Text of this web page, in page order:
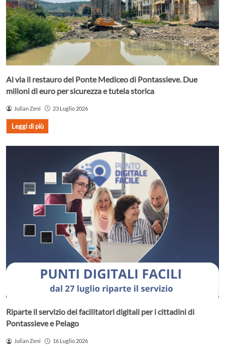
Al via il restauro del Ponte Mediceo di Pontassieve. Due
milioni di euro per sicurezza e tutela storica
Julian Zeni 23 Luglio 2026
Leggi di più
Riparte il servizio dei facilitatori digitali per i cittadini di
Pontassieve e Pelago
Julian Zeni 16 Luglio 2026